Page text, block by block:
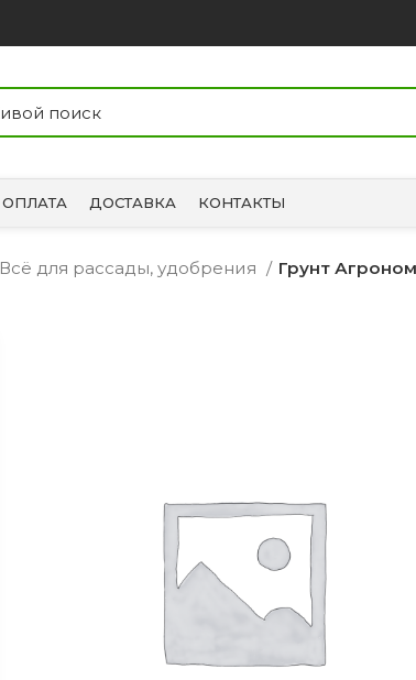
ОПЛАТА ДОСТАВКА КОНТАКТЫ
Всё для рассады, удобрения Грунт